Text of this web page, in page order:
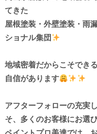
てきた
屋根塗装・外壁塗装・雨
ショナル集団
地域密着だからこそできる
自信があります
アフターフォローの充実
そ、 多くのお客様にお選